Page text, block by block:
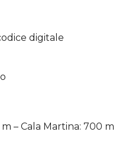
digitale
– Cala Martina: 700 m